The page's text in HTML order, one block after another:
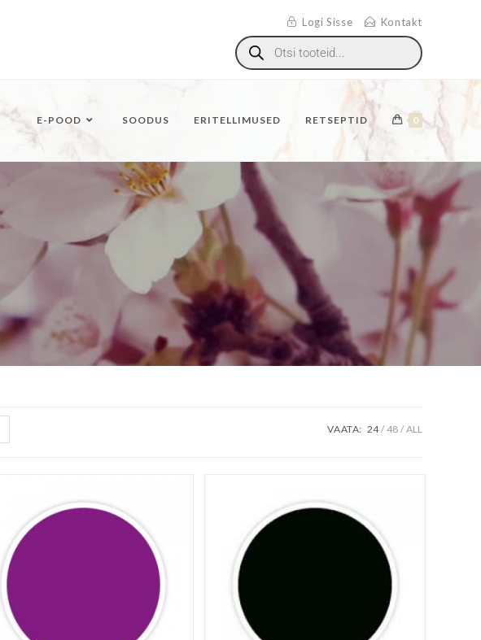
Logi Sisse Kontakt
E-POOD SOODUS ERITELLIMUSED RETSEPTID 0
VAATA: 24 48 ALL